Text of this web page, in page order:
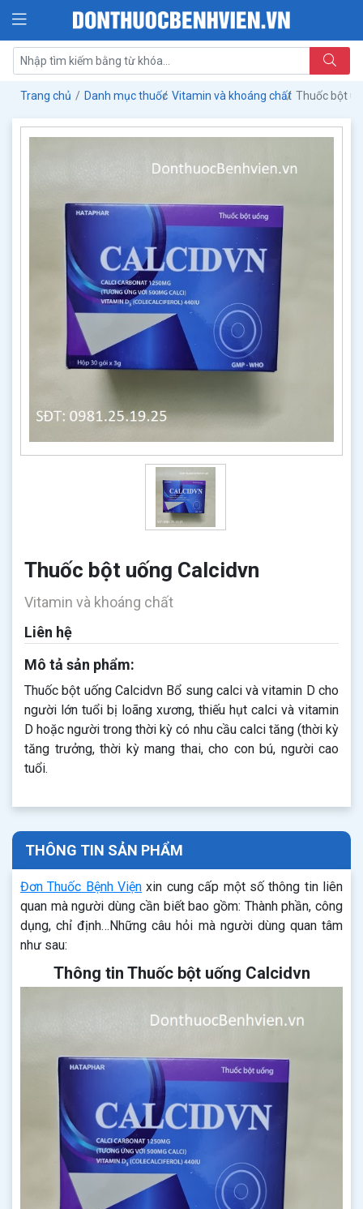
Trang chủ Danh mục thuốc Vitamin và khoáng chất Thuốc bột
Thuốc bột uống Calcidvn
Vitamin và khoáng chất
Liên hệ
Mô tả sản phẩm:
Thuốc bột uống Calcidvn Bổ sung calci và vitamin D cho
người lớn tuổi bị loãng xương, thiếu hụt calci và vitamin
D hoặc người trong thời kỳ có nhu cầu calci tăng (thời kỳ
tăng trưởng, thời kỳ mang thai, cho con bú, người cao
tuổi.
THÔNG TIN SẢN PHẨM
Đơn Thuốc Bệnh Viện xin cung cấp một số thông tin liên
quan mà người dùng cần biết bao gồm: Thành phần, công
dụng, chỉ định…Những câu hỏi mà người dùng quan tâm
như sau:
Thông tin Thuốc bột uống Calcidvn